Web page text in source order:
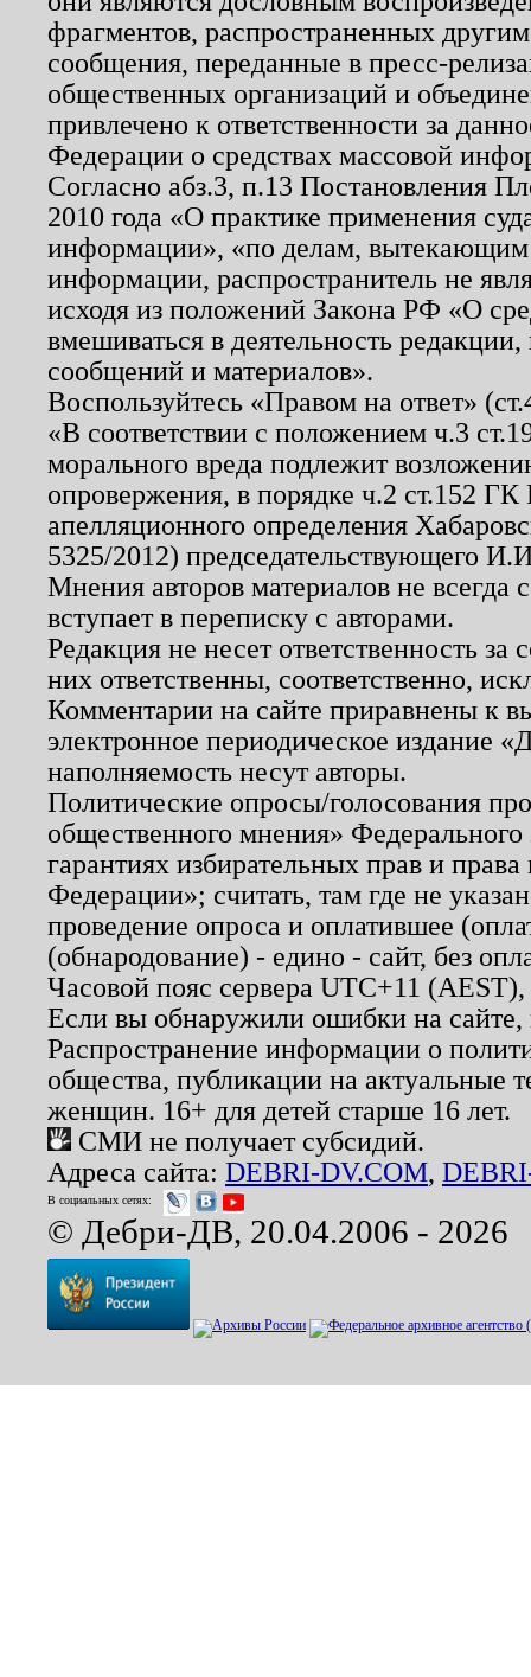
фрагментов, распространенных
сообщения, переданные в пресс-
общественных организаций и
привлечено к ответственности за
Федерации о средствах массовой
Согласно абз.3, п.13 Постановления
2010 года «О практике применения
информации», «по делам, вытекающим
информации, распространитель не
исходя из положений Закона РФ «О
вмешиваться в деятельность
сообщений и материалов».
Воспользуйтесь «Правом на ответ»
«В соответствии с положением ч.3
морального вреда подлежит
опровержения, в порядке ч.2 ст.152
апелляционного определения
5325/2012) председательствующего
Мнения авторов материалов не
вступает в переписку с авторами.
Редакция не несет ответственность
них ответственны, соответственно,
Комментарии на сайте приравнены к
электронное периодическое издание
наполняемость несут авторы.
Политические опросы/голосования
общественного мнения»
гарантиях избирательных прав и
Федерации»; считать, там где не
проведение опроса и оплатившее
(обнародование) - едино - сайт, без
Часовой пояс сервера UTC+11
Если вы обнаружили ошибки на
Распространение информации о
общества, публикации на актуальные
женщин. 16+ для детей старше 16 лет.
СМИ не получает субсидий.
Адреса сайта: DEBRI-DV.COM,
В социальных сетях:
© Дебри-ДВ, 20.04.2006 - 2026